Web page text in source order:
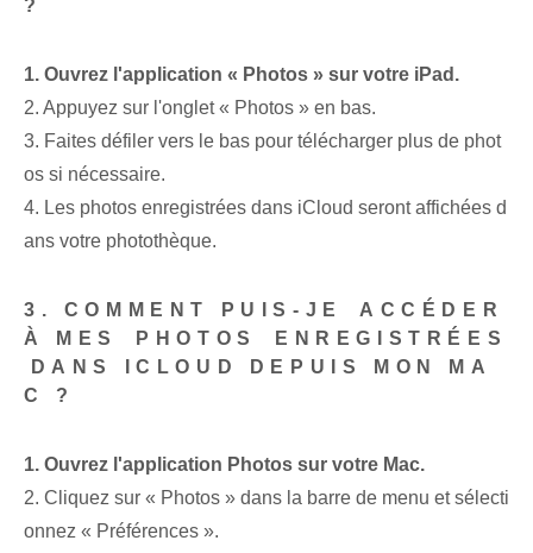
?
1. Ouvrez l'application « Photos » sur votre iPad.
2. Appuyez sur l'onglet « Photos » en bas.
3. Faites défiler vers le bas pour télécharger plus de phot
os si nécessaire.
4. Les photos⁤ enregistrées ⁣dans iCloud seront affichées d
ans votre ‌photothèque.
3. COMMENT PUIS-JE ⁢ACCÉDER
À MES ⁢PHOTOS⁤ ENREGISTRÉES
⁤DANS ICLOUD DEPUIS MON MA
C ?
1. Ouvrez l'application Photos sur votre Mac.
2. Cliquez sur « Photos » dans la barre de menu et sélecti
onnez « Préférences ».